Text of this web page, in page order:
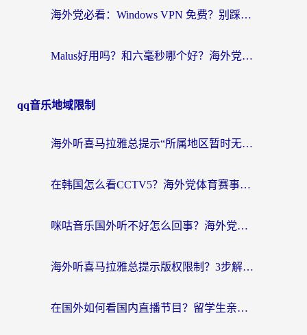
海外党必看：Windows VPN 免费？别踩坑！教你选对好用的国内加速器无缝回国
Malus好用吗？和六毫秒哪个好？海外党选回国加速器的避坑指南
qq音乐地域限制
海外听喜马拉雅总提示“所属地区暂时无版权”？这个限制解除方法亲测有效！
在韩国怎么看CCTV5？海外党体育赛事+中文解说观看终极指南
咪咕音乐国外听不好怎么回事？海外党听歌自由的终极解决方案来了
海外听喜马拉雅总提示版权限制？3步解决+2个音乐平台问题全攻略
在国外如何看国内直播节目？留学生亲测有效的追剧加速指南